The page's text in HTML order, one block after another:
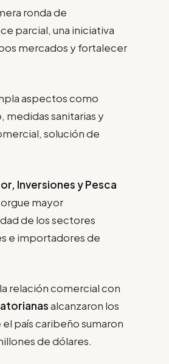
ronda de
parcial, una iniciativa
mercados y fortalecer
aspectos como
sanitarias y
solución de
Inversiones y Pesca
mayor
de los sectores
e importadores de
relación comercial con
alcanzaron los
país caribeño sumaron
de dólares.